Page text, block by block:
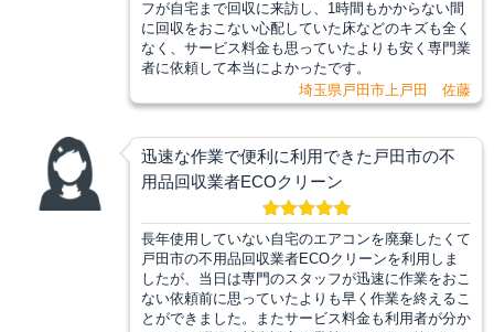
フが自宅まで回収に来訪し、1時間もかからない間
に回収をおこない心配していた床などのキズも全く
なく、サービス料金も思っていたよりも安く専門業
者に依頼して本当によかったです。
埼玉県戸田市上戸田 佐藤
迅速な作業で便利に利用できた戸田市の不
用品回収業者ECOクリーン
長年使用していない自宅のエアコンを廃棄したくて
戸田市の不用品回収業者ECOクリーンを利用しま
したが、当日は専門のスタッフが迅速に作業をおこ
ない依頼前に思っていたよりも早く作業を終えるこ
とができました。またサービス料金も利用者が分か